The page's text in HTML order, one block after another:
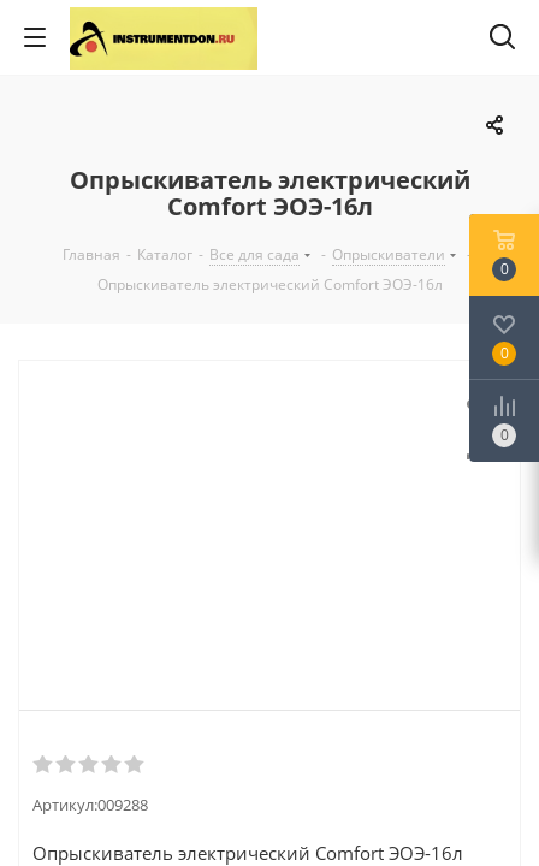
Опрыскиватель электрический
Comfort ЭОЭ-16л
Главная - Каталог - Все для сада - Опрыскиватели
-
Опрыскиватель электрический Comfort ЭОЭ-16л
Артикул:009288
Опрыскиватель электрический Comfort ЭОЭ-16л
0
0
0